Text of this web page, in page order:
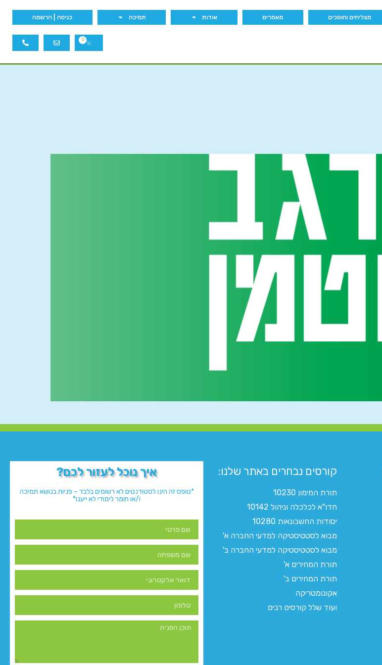
מצליחים וחוסכים מאמרים אודות תמיכה כניסה | הרשמה
0
קורסים נבחרים באתר שלנו:​
תורת המימון 10230
חדו"א לכלכלה וניהול 10142
יסודות החשבונאות 10280
מבוא לסטטיסטיקה למדעי החברה א'
מבוא לסטטיסטיקה למדעי החברה ב'
תורת המחירים א'
תורת המחירים ב'
אקונומטריקה
ועוד שלל קורסים רבים
איך נוכל לעזור לכם?
*טופס זה הינו לסטודנטים לא רשומים בלבד – פניות בנושא תמיכה
ו/או חומר לימודי לא ייענו*